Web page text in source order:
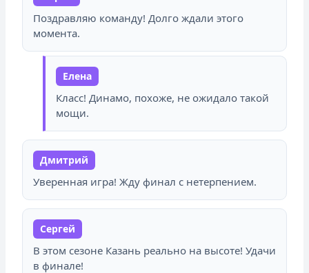
Поздравляю команду! Долго ждали этого
момента.
Елена
Класс! Динамо, похоже, не ожидало такой
мощи.
Дмитрий
Уверенная игра! Жду финал с нетерпением.
Сергей
В этом сезоне Казань реально на высоте! Удачи
в финале!